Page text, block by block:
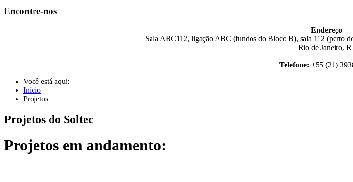
Encontre-nos
Endereço
Sala ABC112, ligação ABC (fundos do Bloco B), sala 112 (perto
Rio de Janeiro,
Telefone: +55 (21)
Você está aqui:
Início
Projetos
Projetos do Soltec
Projetos em andamento: